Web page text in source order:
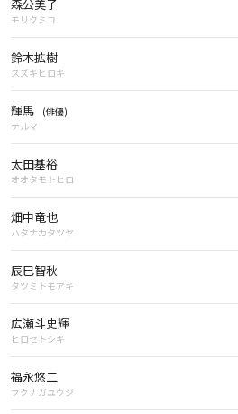
森公美子
モリクミコ
鈴木拡樹
スズキヒロキ
輝馬
(俳優)
テルマ
太田基裕
オオタモトヒロ
畑中竜也
ハタナカタツヤ
辰巳智秋
タツミトモアキ
広瀬斗史輝
ヒロセトシキ
福永悠二
フクナガユウジ